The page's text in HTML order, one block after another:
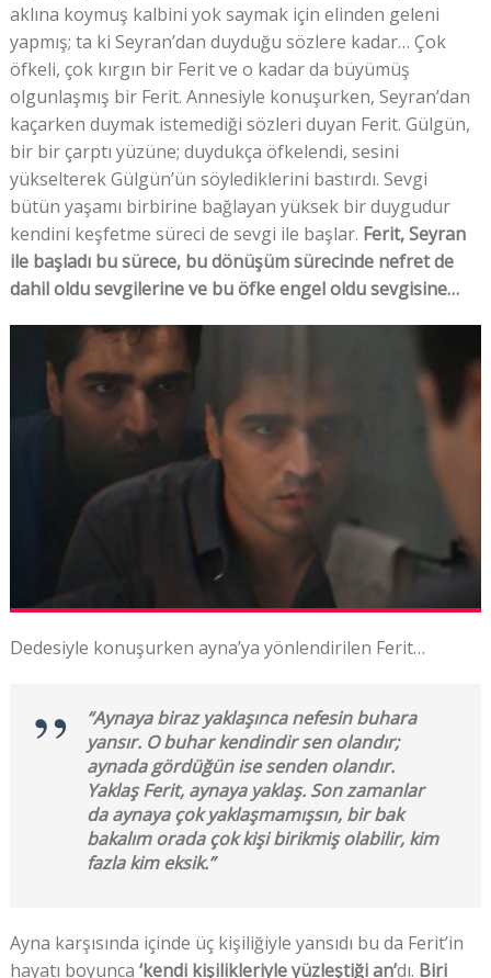
aklına koymuş kalbini yok saymak için elinden geleni
yapmış; ta ki Seyran’dan duyduğu sözlere kadar… Çok
öfkeli, çok kırgın bir Ferit ve o kadar da büyümüş
olgunlaşmış bir Ferit. Annesiyle konuşurken, Seyran’dan
kaçarken duymak istemediği sözleri duyan Ferit. Gülgün,
bir bir çarptı yüzüne; duydukça öfkelendi, sesini
yükselterek Gülgün’ün söylediklerini bastırdı. Sevgi
bütün yaşamı birbirine bağlayan yüksek bir duygudur
kendini keşfetme süreci de sevgi ile başlar. Ferit, Seyran
ile başladı bu sürece, bu dönüşüm sürecinde nefret de
dahil oldu sevgilerine ve bu öfke engel oldu sevgisine…
Dedesiyle konuşurken ayna’ya yönlendirilen Ferit…
“Aynaya biraz yaklaşınca nefesin buhara
yansır. O buhar kendindir sen olandır;
aynada gördüğün ise senden olandır.
Yaklaş Ferit, aynaya yaklaş. Son zamanlar
da aynaya çok yaklaşmamışsın, bir bak
bakalım orada çok kişi birikmiş olabilir, kim
fazla kim eksik.”
Ayna karşısında içinde üç kişiliğiyle yansıdı bu da Ferit’in
hayatı boyunca ‘kendi kişilikleriyle yüzleştiği an’dı. Biri